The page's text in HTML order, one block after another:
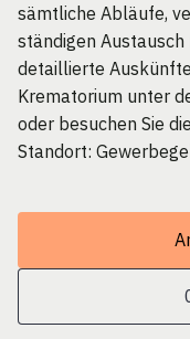
sämtliche Abläufe,
ständigen
detaillierte
Krematorium unter
oder besuchen Sie die
Standort: